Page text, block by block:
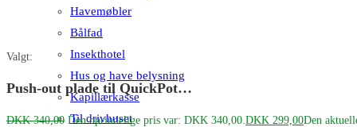
Havemøbler
Bålfad
Insekthotel
Hus og have belysning
Kapillærkasse
Til drivhuset
Valgt:
Push-out plade til QuickPot…
DKK340,00 Den oprindelige pris var: DKK 340,00. DKK 299,00Den